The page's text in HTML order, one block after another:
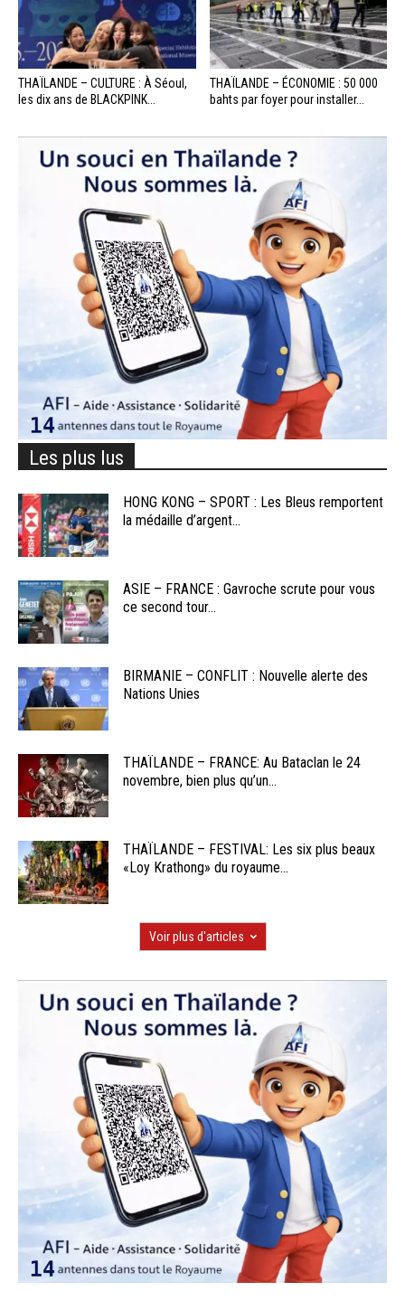
THAÏLANDE – CULTURE : À Séoul,
les dix ans de BLACKPINK...
THAÏLANDE – ÉCONOMIE : 50 000
bahts par foyer pour installer...
Les plus lus
HONG KONG – SPORT : Les Bleus remportent
la médaille d’argent...
ASIE – FRANCE : Gavroche scrute pour vous
ce second tour...
BIRMANIE – CONFLIT : Nouvelle alerte des
Nations Unies
THAÏLANDE – FRANCE: Au Bataclan le 24
novembre, bien plus qu’un...
THAÏLANDE – FESTIVAL: Les six plus beaux
«Loy Krathong» du royaume...
Voir plus d'articles